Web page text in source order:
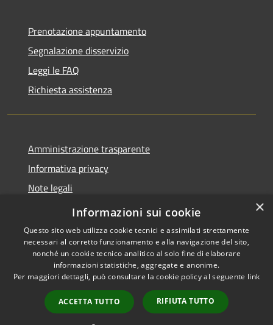
Prenotazione appuntamento
Segnalazione disservizio
Leggi le FAQ
Richiesta assistenza
Amministrazione trasparente
Informativa privacy
Note legali
Dichiarazione di accessibilità
Accessibilità
Copyright © 2026 • Comune di
Cuasso al Monte • Powered by
Municipium•
Accesso
redazione
×
Informazioni sui cookie
Questo sito web utilizza cookie tecnici e assimilati strettamente
necessari al corretto funzionamento e alla navigazione del sito,
nonché un cookie tecnico analitico al solo fine di elaborare
informazioni statistiche, aggregate e anonime.
Per maggiori dettagli, può consultare la cookie policy al seguente link
ACCETTA TUTTO RIFIUTA TUTTO